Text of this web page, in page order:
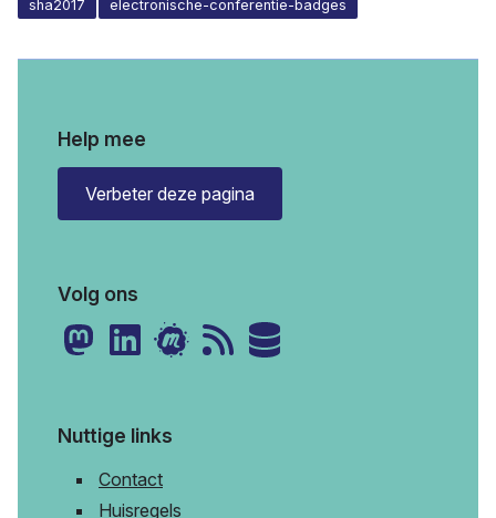
sha2017 electronische-conferentie-badges
Help mee
Verbeter deze pagina
Volg ons
Nuttige links
Contact
Huisregels